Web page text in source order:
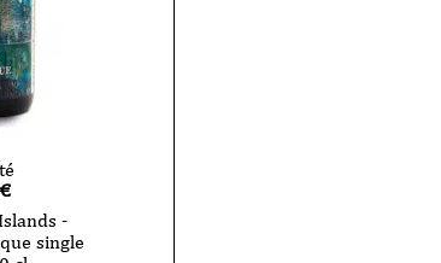
€
-
single